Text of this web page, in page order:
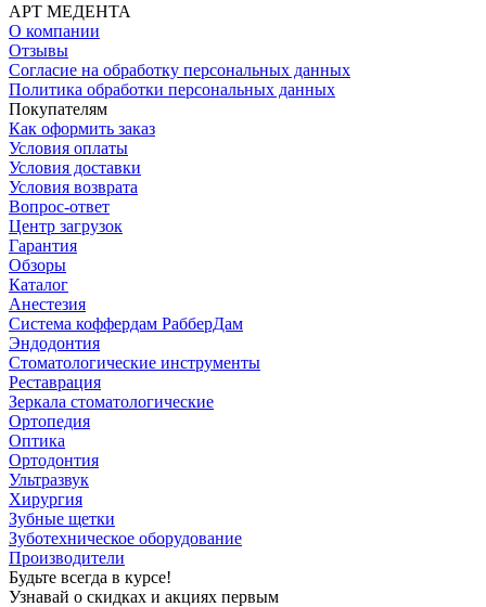
АРТ МЕДЕНТА
О компании
Отзывы
Согласие на обработку персональных данных
Политика обработки персональных данных
Покупателям
Как оформить заказ
Условия оплаты
Условия доставки
Условия возврата
Вопрос-ответ
Центр загрузок
Гарантия
Обзоры
Каталог
Анестезия
Система коффердам РабберДам
Эндодонтия
Стоматологические инструменты
Реставрация
Зеркала стоматологические
Ортопедия
Оптика
Ортодонтия
Ультразвук
Хирургия
Зубные щетки
Зуботехническое оборудование
Производители
Будьте всегда в курсе!
Узнавай о скидках и акциях первым